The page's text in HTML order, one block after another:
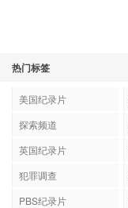
热门标签
美国纪录片
探索频道
英国纪录片
犯罪调查
PBS纪录片